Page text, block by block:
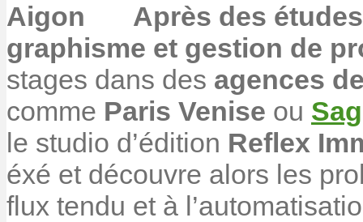
Après des
graphisme et gestion de
stages dans des agences
comme Paris Venise ou
le studio d’édition Reflex
éxé et découvre alors les
flux tendu et à